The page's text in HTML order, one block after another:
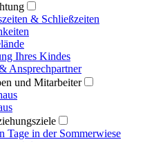
& Schließzeiten
Ihres Kindes
Ansprechpartner
und Mitarbeiter
Tage in der Sommerwiese